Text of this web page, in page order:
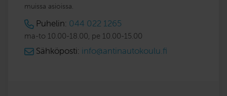
muissa asioissa.
Puhelin: 044 022 1265
ma-to 10.00-18.00, pe 10.00-15.00
Sähköposti: info@antinautokoulu.fi